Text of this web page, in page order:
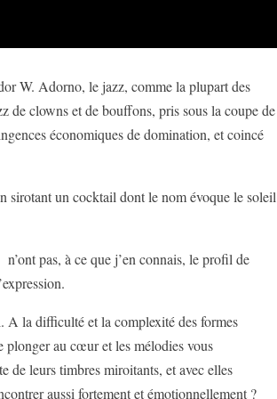
W. Adorno, le jazz, comme la plupart des
de clowns et de bouffons, pris sous la coupe de
économiques de domination, et coincé
sirotant un cocktail dont le nom évoque le soleil
pas, à ce que j’en connais, le profil de
A la difficulté et la complexité des formes
plonger au cœur et les mélodies vous
de leurs timbres miroitants, et avec elles
aussi fortement et émotionnellement ?